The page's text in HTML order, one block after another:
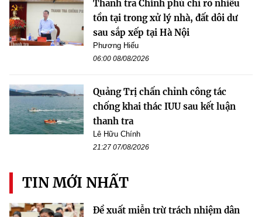
Thanh tra Chính phủ chỉ rõ nhiều
tồn tại trong xử lý nhà, đất dôi dư
sau sắp xếp tại Hà Nội
Phương Hiếu
06:00 08/08/2026
Quảng Trị chấn chỉnh công tác
chống khai thác IUU sau kết luận
thanh tra
Lê Hữu Chính
21:27 07/08/2026
TIN MỚI NHẤT
Đề xuất miễn trừ trách nhiệm dân